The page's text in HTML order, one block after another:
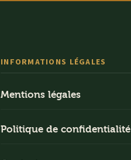
INFORMATIONS LÉGALES
Mentions légales
Politique de confidentialité